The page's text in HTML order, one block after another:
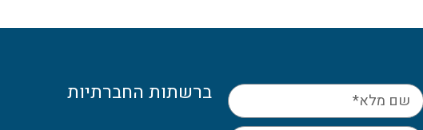
ברשתות החברתיות